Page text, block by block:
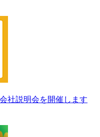
社説明会を開催します